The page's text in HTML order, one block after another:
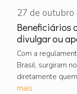
Beneficiários
divulgar ou
27 de
Com a
Brasil, surgiram
diretamente
mais